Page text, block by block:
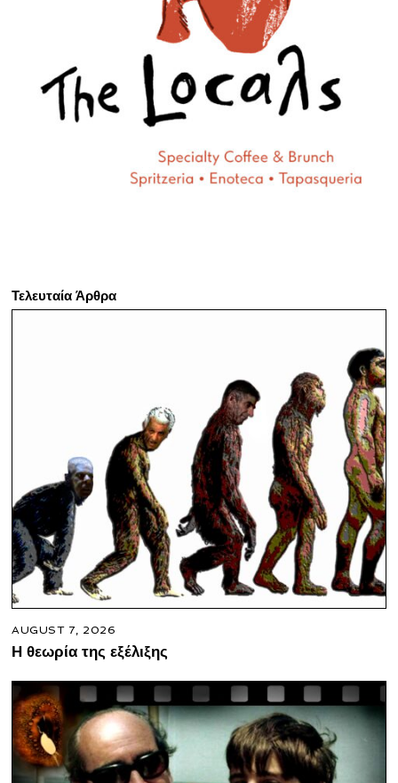
Τελευταία Άρθρα
AUGUST 7, 2026
Η θεωρία της εξέλιξης